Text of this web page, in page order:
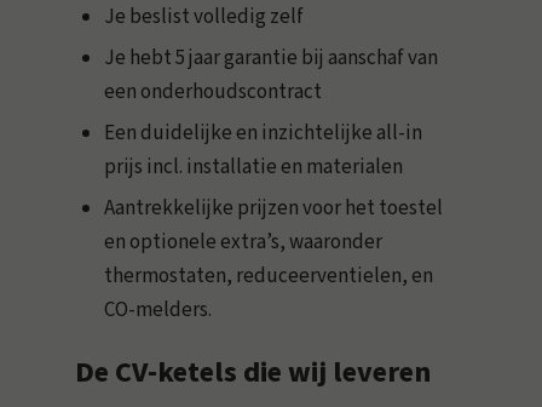
Je beslist volledig zelf
Je hebt 5 jaar garantie bij aanschaf van
een onderhoudscontract
Een duidelijke en inzichtelijke all-in
prijs incl. installatie en materialen
Aantrekkelijke prijzen voor het toestel
en optionele extra’s, waaronder
thermostaten, reduceerventielen, en
CO-melders.
De CV-ketels die wij leveren